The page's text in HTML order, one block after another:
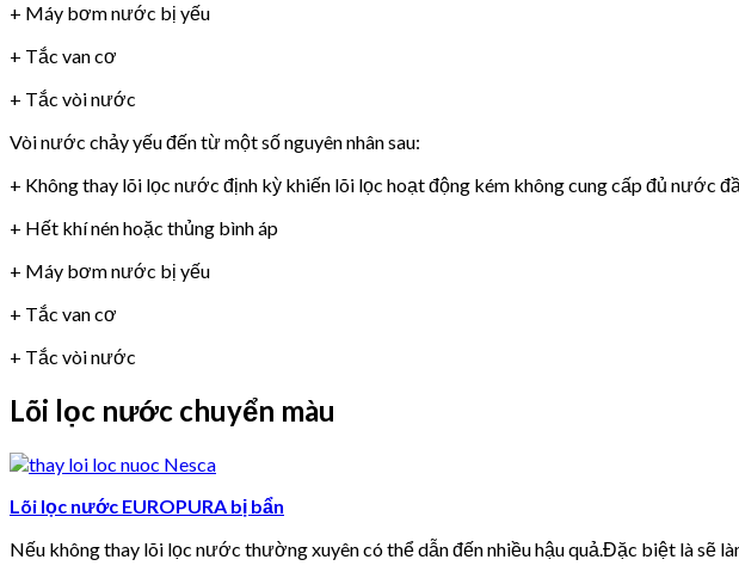
+ Máy bơm nước bị yếu
+ Tắc van cơ
+ Tắc vòi nước
Vòi nước chảy yếu đến từ một số nguyên nhân sau:
+ Không thay lõi lọc nước định kỳ khiến lõi lọc hoạt động kém không cung cấp đủ nước
+ Hết khí nén hoặc thủng bình áp
+ Máy bơm nước bị yếu
+ Tắc van cơ
+ Tắc vòi nước
Lõi lọc nước chuyển màu
Lõi lọc nước EUROPURA bị bẩn
Nếu không thay lõi lọc nước thường xuyên có thể dẫn đến nhiều hậu quả.Đặc biệt là sẽ